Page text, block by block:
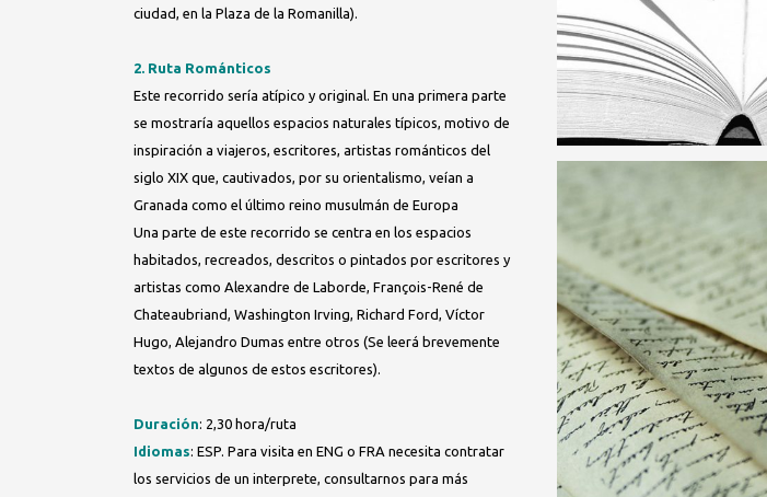
ciudad, en la Plaza de la Romanilla).
2. Ruta Románticos
Este recorrido sería atípico y original. En una primera parte
se mostraría aquellos espacios naturales típicos, motivo de
inspiración a viajeros, escritores, artistas románticos del
siglo XIX que, cautivados, por su orientalismo, veían a
Granada como el último reino musulmán de Europa
Una parte de este recorrido se centra en los espacios
habitados, recreados, descritos o pintados por escritores y
artistas como Alexandre de Laborde, François-René de
Chateaubriand, Washington Irving, Richard Ford, Víctor
Hugo, Alejandro Dumas entre otros (Se leerá brevemente
textos de algunos de estos escritores).
Duración: 2,30 hora/ruta
Idiomas: ESP. Para visita en ENG o FRA necesita contratar
los servicios de un interprete, consultarnos para más